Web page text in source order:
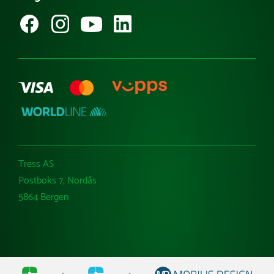
Kataloger
Varemerker
Tress AS
Postboks 7, Nordås
5864 Bergen